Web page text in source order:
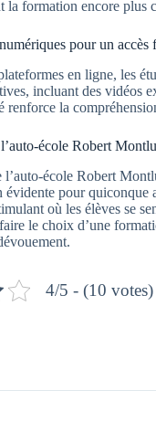
la formation encore plus
pour un accès
en ligne, les
incluant des vidéos
renforce la
école Robert
l’auto-école Robert
pour quiconque
où les élèves se
le choix d’une
4/5 - (10 votes)